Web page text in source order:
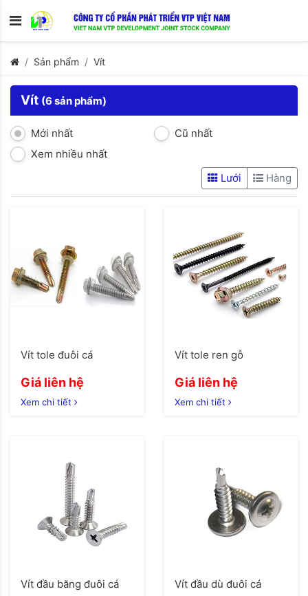
Sản phẩm Vít
Vít (6 sản phẩm)
Mới nhất
Cũ nhất
Xem nhiều nhất
Lưới
Hàng
Vít tole đuôi cá
Giá liên hệ
Xem chi tiết
Vít tole ren gỗ
Giá liên hệ
Xem chi tiết
Vít đầu băng đuôi cá Vít đầu dù đuôi cá